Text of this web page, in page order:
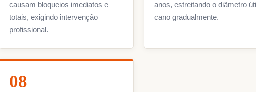
causam bloqueios imediatos e
totais, exigindo intervenção
profissional.
anos, estreitando o diâmetro
cano gradualmente.
08